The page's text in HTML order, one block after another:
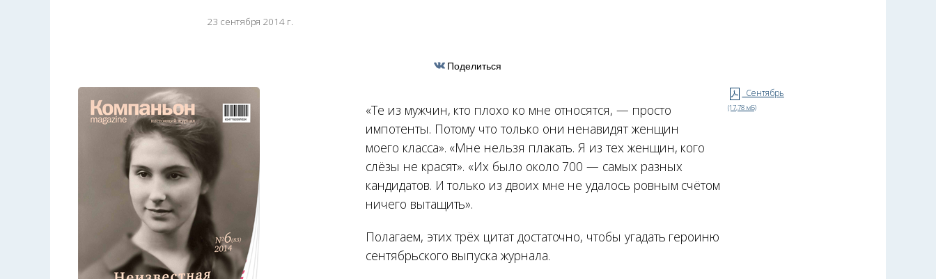
23 сентября 2014 г.
Поделиться
Сентябрь
(17,78 мБ)
«Те из мужчин, кто плохо ко мне относятся, — просто
импотенты. Потому что только они ненавидят женщин
моего класса». «Мне нельзя плакать. Я из тех женщин, кого
слёзы не красят». «Их было около 700 — самых разных
кандидатов. И только из двоих мне не удалось ровным счётом
ничего вытащить».
Полагаем, этих трёх цитат достаточно, чтобы угадать героиню
сентябрьского выпуска журнала.